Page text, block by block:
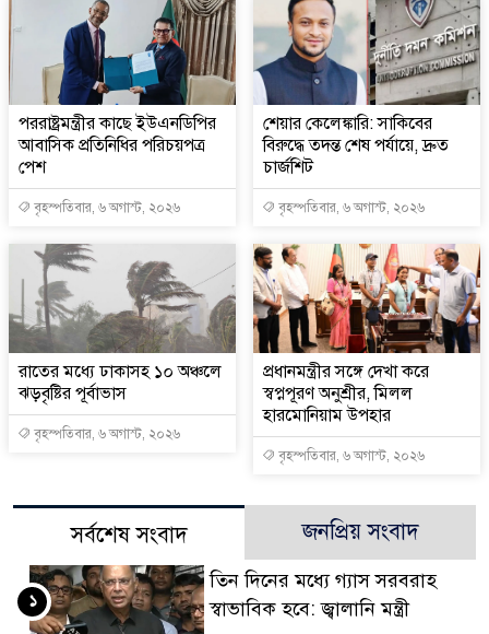
পররাষ্ট্রমন্ত্রীর কা‌ছে ইউএনডিপির
আবাসিক প্রতিনিধির পরিচয়পত্র
পেশ
বৃহস্পতিবার, ৬ অগাস্ট, ২০২৬
শেয়ার কেলেঙ্কারি: সাকিবের
বিরুদ্ধে তদন্ত শেষ পর্যায়ে, দ্রুত
চার্জশিট
বৃহস্পতিবার, ৬ অগাস্ট, ২০২৬
রাতের মধ্যে ঢাকাসহ ১০ অঞ্চলে
ঝড়বৃষ্টির পূর্বাভাস
বৃহস্পতিবার, ৬ অগাস্ট, ২০২৬
প্রধানমন্ত্রীর সঙ্গে দেখা করে
স্বপ্নপূরণ অনুশ্রীর, মিলল
হারমোনিয়াম উপহার
বৃহস্পতিবার, ৬ অগাস্ট, ২০২৬
সর্বশেষ সংবাদ জনপ্রিয় সংবাদ
তিন দিনের মধ্যে গ্যাস সরবরাহ
স্বাভাবিক হবে: জ্বালানি মন্ত্রী
১